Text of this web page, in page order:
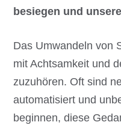
besiegen und
Das Umwandeln von
mit Achtsamkeit und
zuzuhören. Oft sind
automatisiert und
beginnen, diese